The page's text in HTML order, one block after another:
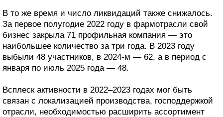
В то же время и число ликвидаций также снижалось.
За первое полугодие 2022 году в фармотрасли свой
бизнес закрыла 71 профильная компания — это
наибольшее количество за три года. В 2023 году
выбыли 48 участников, в 2024-м — 62, а в период с
января по июль 2025 года — 48.
Всплеск активности в 2022–2023 годах мог быть
связан с локализацией производства, господдержкой
отрасли, необходимостью расширить ассортимент